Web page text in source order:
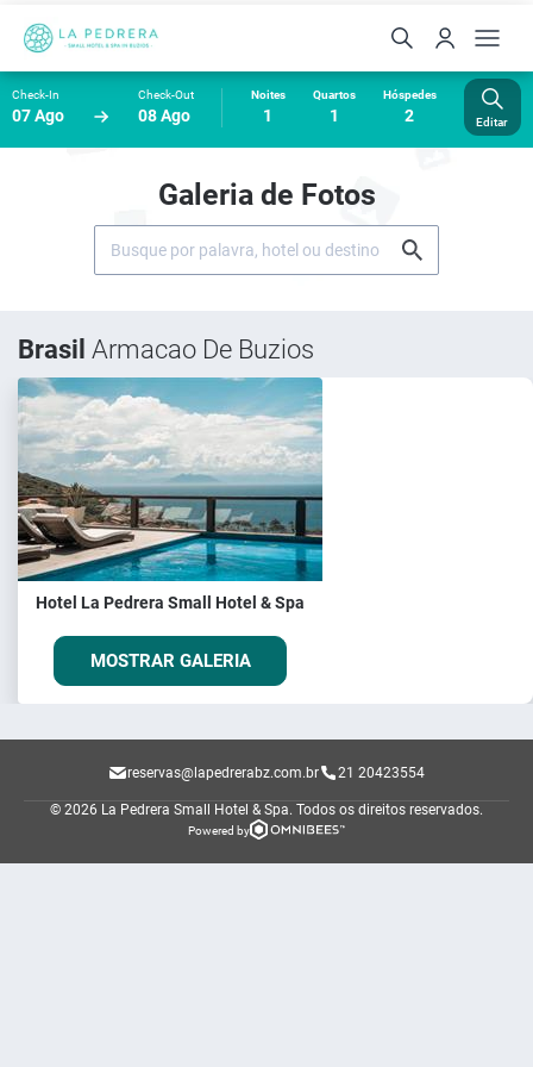
Check-In
07 Ago
Check-Out
08 Ago
Noites
1
Quartos
1
Hóspedes
2 Editar
Galeria de Fotos
Brasil Armacao De Buzios
Hotel La Pedrera Small Hotel & Spa
MOSTRAR GALERIA
reservas@lapedrerabz.com.br 21 20423554
© 2026 La Pedrera Small Hotel & Spa. Todos os direitos reservados.
Powered by